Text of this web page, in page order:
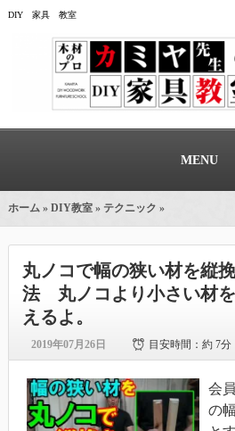
DIY 家具 教室
MENU
ホーム » DIY教室» テクニック »
丸ノコで幅の狭い材を縦
法 丸ノコより小さい材
えるよ。
2019年07月26日 目安時間：約 7分
会
の